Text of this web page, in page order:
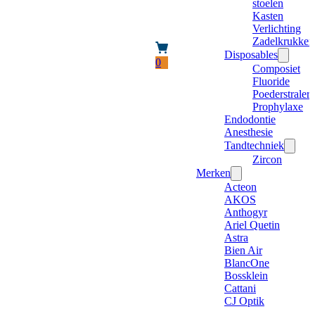
0
stoelen
Kasten
Verlichting
Zadelkrukken
Disposables
Composiet
Fluoride
Poederstraler
Prophylaxe
Endodontie
Anesthesie
Tandtechniek
Zircon
Merken
Acteon
AKOS
Anthogyr
Ariel Quetin
Astra
Bien Air
BlancOne
Bossklein
Cattani
CJ Optik